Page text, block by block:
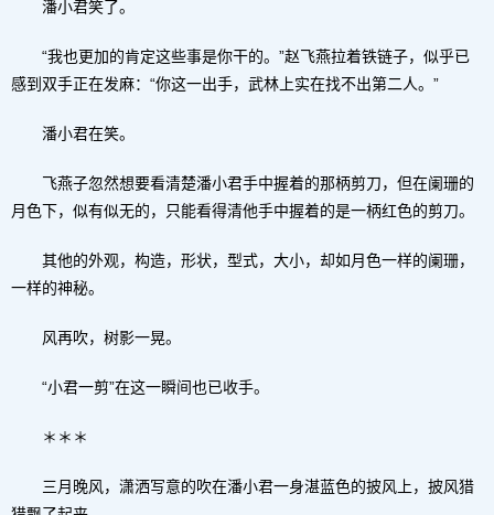
潘小君笑了。
“我也更加的肯定这些事是你干的。”赵飞燕拉着铁链子，似乎已
感到双手正在发麻：“你这一出手，武林上实在找不出第二人。”
潘小君在笑。
飞燕子忽然想要看清楚潘小君手中握着的那柄剪刀，但在阑珊的
月色下，似有似无的，只能看得清他手中握着的是一柄红色的剪刀。
其他的外观，构造，形状，型式，大小，却如月色一样的阑珊，
一样的神秘。
风再吹，树影一晃。
“小君一剪”在这一瞬间也已收手。
＊＊＊
三月晚风，潇洒写意的吹在潘小君一身湛蓝色的披风上，披风猎